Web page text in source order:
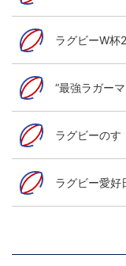
ラグビーW杯
“最強ラガー
ラグビーのす
ラグビー愛好